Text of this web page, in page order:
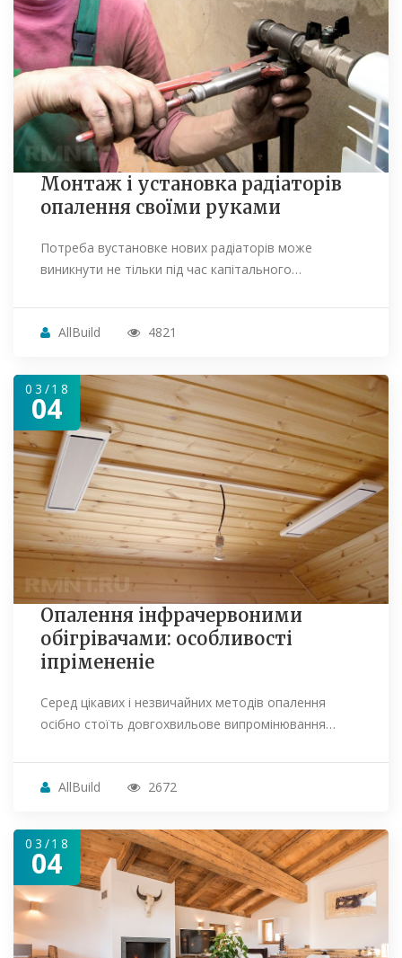
Монтаж і установка радіаторів
опалення своїми руками
Потреба вустановке нових радіаторів може
виникнути не тільки під час капітального…
AllBuild 4821
03/18
04
Опалення інфрачервоними
обігрівачами: особливості
іпрімененіе
Серед цікавих і незвичайних методів опалення
осібно стоїть довгохвильове випромінювання…
AllBuild 2672
03/18
04